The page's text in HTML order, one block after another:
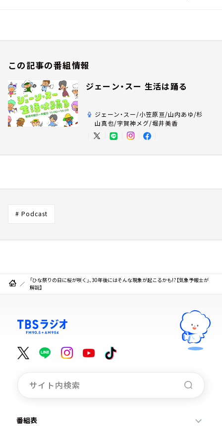
この記事の番組情報
ジェーン・スー 生活は踊る
ジェーン・スー/小笠原亘/山内あゆ/杉
山真也/宇賀神メグ/堀井美香
# Podcast
「ひな祭りの日に桜が咲く」、30年後にはそんな現象が起こるかも!?【気象予報士が
解説】
番組表